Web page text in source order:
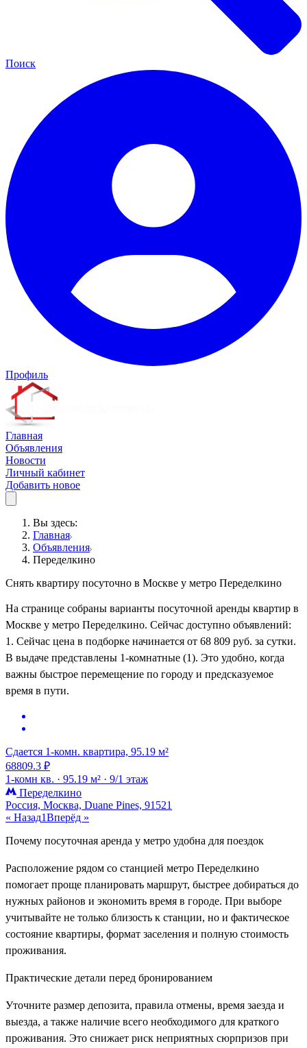
Поиск
Профиль
Главная
Объявления
Новости
Личный кабинет
Добавить новое
Вы здесь:
Главная
Объявления
Переделкино
Снять квартиру посуточно в Москве у метро Переделкино
На странице собраны варианты посуточной аренды квартир в
Москве у метро Переделкино. Сейчас доступно объявлений:
1. Сейчас цена в подборке начинается от 68 809 руб. за сутки.
В выдаче представлены 1-комнатные (1). Это удобно, когда
важны быстрое перемещение по городу и предсказуемое
время в пути.
Сдается 1-комн. квартира, 95.19 м²
68809.3 ₽
1-комн кв. · 95.19 м² · 9/1 этаж
Переделкино
Россия, Москва, Duane Pines, 91521
« Назад1Вперёд »
Почему посуточная аренда у метро удобна для поездок
Расположение рядом со станцией метро Переделкино
помогает проще планировать маршрут, быстрее добираться до
нужных районов и экономить время в городе. При выборе
учитывайте не только близость к станции, но и фактическое
состояние квартиры, формат заселения и полную стоимость
проживания.
Практические детали перед бронированием
Уточните размер депозита, правила отмены, время заезда и
выезда, а также наличие всего необходимого для краткого
проживания. Это снижает риск неприятных сюрпризов при